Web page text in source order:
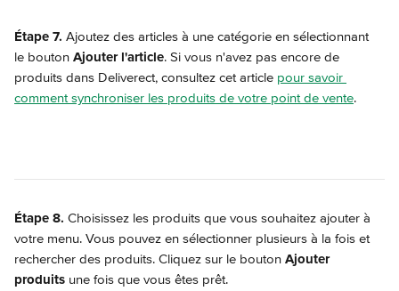
Étape 7. Ajoutez des articles à une catégorie en sélectionnant
le bouton Ajouter l'article. Si vous n'avez pas encore de
produits dans Deliverect, consultez cet article pour savoir
comment synchroniser les produits de votre point de vente.
Étape 8. Choisissez les produits que vous souhaitez ajouter à
votre menu. Vous pouvez en sélectionner plusieurs à la fois et
rechercher des produits. Cliquez sur le bouton Ajouter
produits une fois que vous êtes prêt.